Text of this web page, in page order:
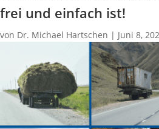
frei und einfach ist!
von Dr. Michael Hartschen | Juni 8,